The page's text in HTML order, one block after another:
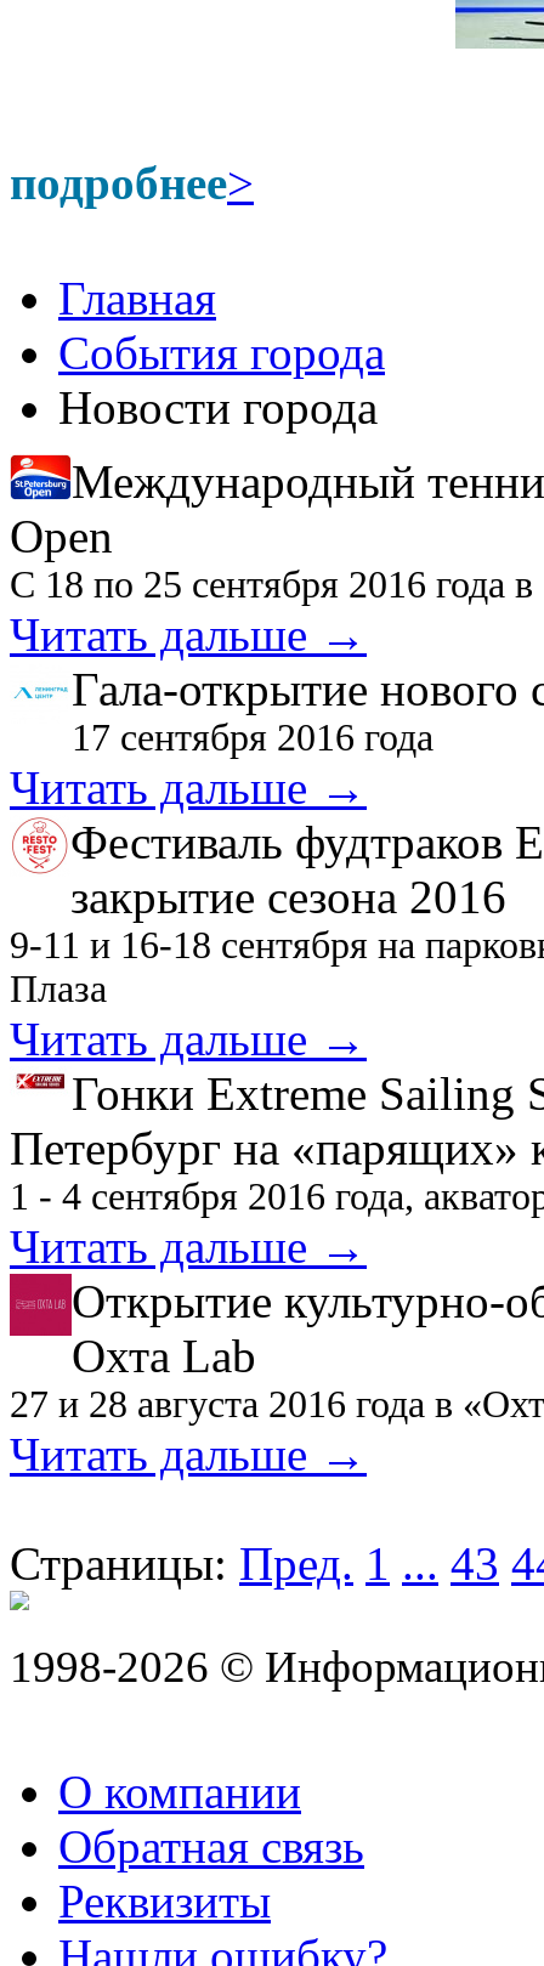
подробнее>
Главная
События города
Новости города
Международный
Open
С 18 по 25 сентября 2016
Читать дальше →
Гала-открытие нового
17 сентября 2016 года
Читать дальше →
Фестиваль фудтраков
закрытие сезона 2016
9-11 и 16-18 сентября на
Плаза
Читать дальше →
Гонки Extreme Sailing
Петербург на «парящих»
1 - 4 сентября 2016 года,
Читать дальше →
Открытие культурно-
Охта Lab
27 и 28 августа 2016 года в
Читать дальше →
Страницы: Пред. 1 ... 43
1998-2026 ©
О компании
Обратная связь
Реквизиты